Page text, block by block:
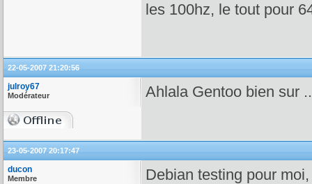
les 100hz, le tout pour
22-05-2007 21:20:56
julroy67
Modérateur Ahlala Gentoo bien sur
23-05-2007 20:17:47
ducon
Membre Debian testing pour